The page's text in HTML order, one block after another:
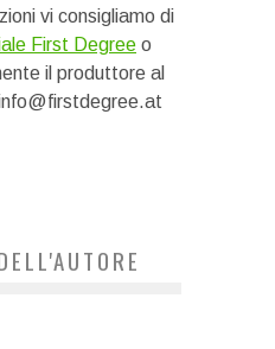
vi consigliamo di
First Degree o
il produttore al